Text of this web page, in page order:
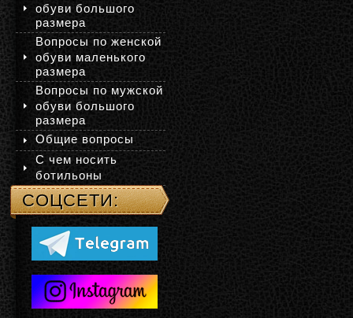
обуви большого
размера
Вопросы по женской
обуви маленького
размера
Вопросы по мужской
обуви большого
размера
Общие вопросы
С чем носить
ботильоны
СОЦСЕТИ: